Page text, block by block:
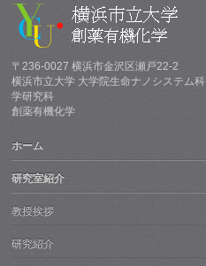
〒236-0027 横浜市金沢区瀬戸22-2
横浜市立大学 大学院生命ナノシステム科
学研究科
創薬有機化学
ホーム
研究室紹介
教授挨拶
研究紹介